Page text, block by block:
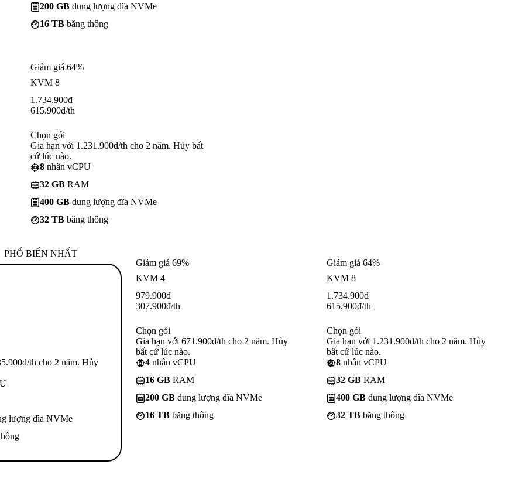
200 GB dung lượng đĩa NVMe
16 TB băng thông
Giảm giá 64%
KVM 8
1.734.900đ
615.900đ/th
Chọn gói
Gia hạn với 1.231.900đ/th cho 2 năm. Hủy bất
cứ lúc nào.
8 nhân vCPU
32 GB RAM
400 GB dung lượng đĩa NVMe
32 TB băng thông
PHỔ BIẾN NHẤT
th cho 2 năm. Hủy
lượng đĩa NVMe
Giảm giá 69%
KVM 4
979.900đ
307.900đ/th
Chọn gói
Gia hạn với 671.900đ/th cho 2 năm. Hủy
bất cứ lúc nào.
4 nhân vCPU
16 GB RAM
200 GB dung lượng đĩa NVMe
16 TB băng thông
Giảm giá 64%
KVM 8
1.734.900đ
615.900đ/th
Chọn gói
Gia hạn với 1.231.900đ/th cho 2 năm. Hủy
bất cứ lúc nào.
8 nhân vCPU
32 GB RAM
400 GB dung lượng đĩa NVMe
32 TB băng thông